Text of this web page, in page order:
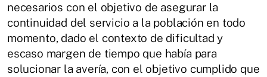
necesarios con el objetivo de asegurar la
continuidad del servicio a la población en todo
momento, dado el contexto de dificultad y
escaso margen de tiempo que había para
solucionar la avería, con el objetivo cumplido que